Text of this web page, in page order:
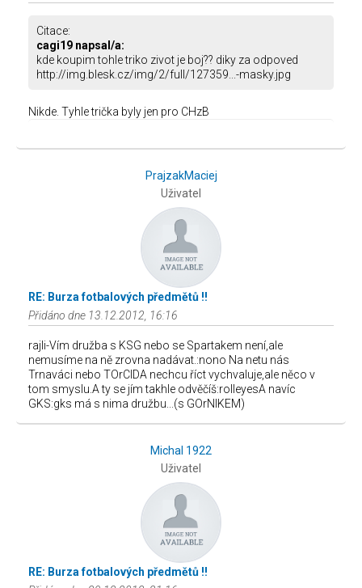
Citace:
cagi19 napsal/a:
kde koupim tohle triko zivot je boj?? diky za odpoved
http://img.blesk.cz/img/2/full/127359...-masky.jpg
Nikde. Tyhle trička byly jen pro CHzB
PrajzakMaciej
Uživatel
RE: Burza fotbalových předmětů !!
Přidáno dne 13.12.2012, 16:16
rajli-Vím družba s KSG nebo se Spartakem není,ale
nemusíme na ně zrovna nadávat.:nono Na netu nás
Trnaváci nebo TOrCIDA nechcu říct vychvaluje,ale něco v
tom smyslu.A ty se jím takhle odvěčíš:rolleyesA navíc
GKS:gks má s nima družbu...(s GOrNIKEM)
Michal 1922
Uživatel
RE: Burza fotbalových předmětů !!